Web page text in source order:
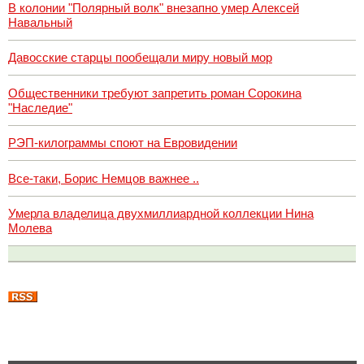
В колонии "Полярный волк" внезапно умер Алексей
Навальный
Давосские старцы пообещали миру новый мор
Общественники требуют запретить роман Сорокина
"Наследие"
РЭП-килограммы споют на Евровидении
Все-таки, Борис Немцов важнее ..
Умерла владелица двухмиллиардной коллекции Нина
Молева